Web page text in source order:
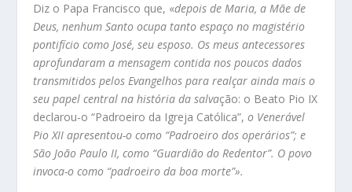
Diz o Papa Francisco que, «depois de Maria, a Mãe de
Deus, nenhum Santo ocupa tanto espaço no magistério
pontifício como José, seu esposo. Os meus antecessores
aprofundaram a mensagem contida nos poucos dados
transmitidos pelos Evangelhos para realçar ainda mais o
seu papel central na história da salvação: o Beato Pio IX
declarou-o “Padroeiro da Igreja Católica”, o Venerável
Pio XII apresentou-o como “Padroeiro dos operários”; e
São João Paulo II, como “Guardião do Redentor”. O povo
invoca-o como “padroeiro da boa morte”».